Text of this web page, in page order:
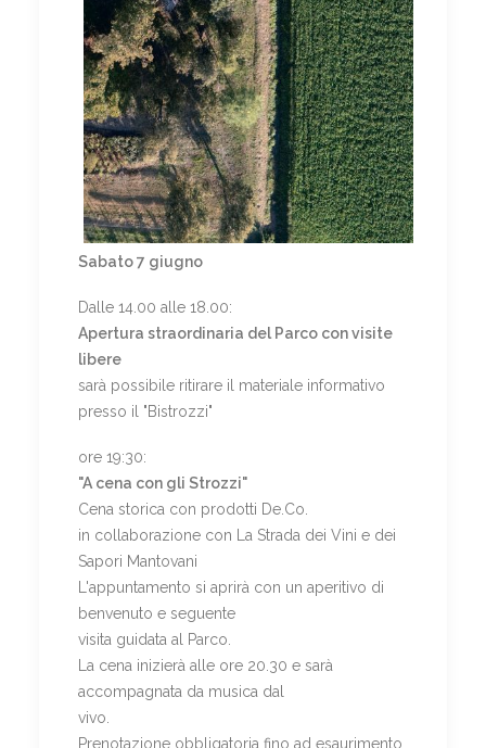
Sabato 7 giugno
Dalle 14.00 alle 18.00:
Apertura straordinaria del Parco con visite
libere
sarà possibile ritirare il materiale informativo
presso il "Bistrozzi"
ore 19:30:
"A cena con gli Strozzi"
Cena storica con prodotti De.Co.
in collaborazione con La Strada dei Vini e dei
Sapori Mantovani
L'appuntamento si aprirà con un aperitivo di
benvenuto e seguente
visita guidata al Parco.
La cena inizierà alle ore 20.30 e sarà
accompagnata da musica dal
vivo.
Prenotazione obbligatoria fino ad esaurimento